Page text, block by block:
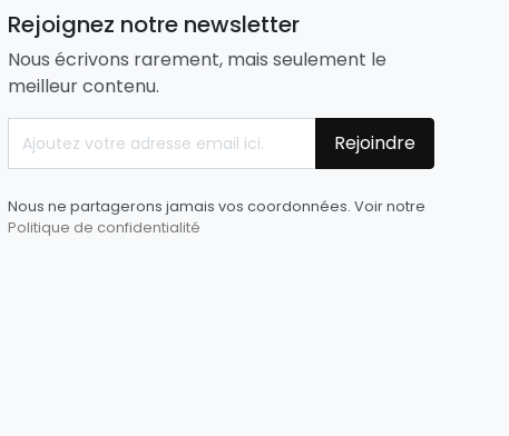
Rejoignez notre newsletter
Nous écrivons rarement, mais seulement le
meilleur contenu.
Rejoindre
Nous ne partagerons jamais vos coordonnées. Voir notre
Politique de confidentialité